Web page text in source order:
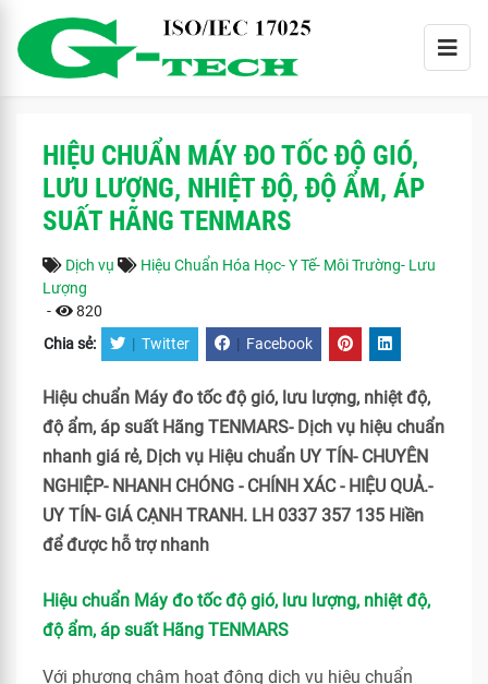
HIỆU CHUẨN MÁY ĐO TỐC ĐỘ GIÓ,
LƯU LƯỢNG, NHIỆT ĐỘ, ĐỘ ẨM, ÁP
SUẤT HÃNG TENMARS
Dịch vụ
Hiệu Chuẩn Hóa Học- Y Tế- Môi Trường- Lưu
Lượng
-
820
Chia sẻ: | Twitter | Facebook
Hiệu chuẩn Máy đo tốc độ gió, lưu lượng, nhiệt độ,
độ ẩm, áp suất Hãng TENMARS- Dịch vụ hiệu chuẩn
nhanh giá rẻ, Dịch vụ Hiệu chuẩn UY TÍN- CHUYÊN
NGHIỆP- NHANH CHÓNG - CHÍNH XÁC - HIỆU QUẢ.-
UY TÍN- GIÁ CẠNH TRANH. LH 0337 357 135 Hiền
để được hỗ trợ nhanh
Hiệu chuẩn Máy đo tốc độ gió, lưu lượng, nhiệt độ,
độ ẩm, áp suất Hãng TENMARS
Với phương châm hoạt động dịch vụ hiệu chuẩn